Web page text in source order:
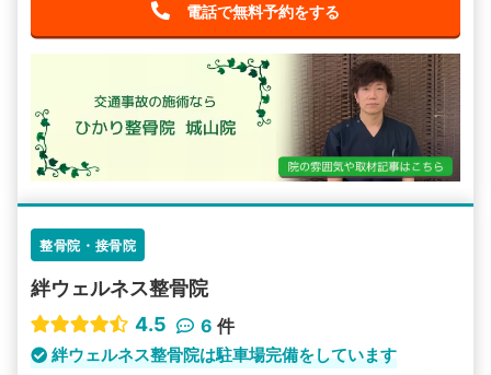
電話で無料予約をする
整骨院・接骨院
絆ウェルネス整骨院
4.5
6 件
絆ウェルネス整骨院は駐車場完備をしています